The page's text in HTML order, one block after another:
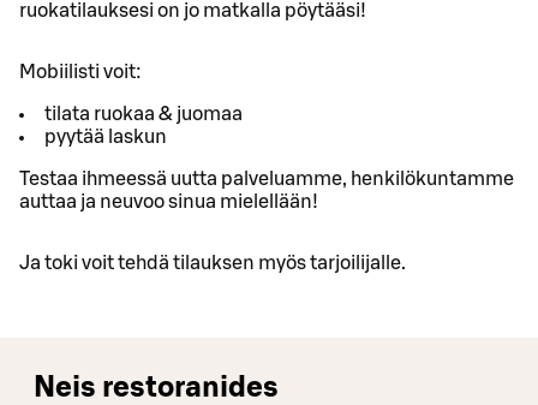
ruokatilauksesi on jo matkalla pöytääsi!
Mobiilisti voit:
tilata ruokaa & juomaa
pyytää laskun
Testaa ihmeessä uutta palveluamme, henkilökuntamme
auttaa ja neuvoo sinua mielellään!
Ja toki voit tehdä tilauksen myös tarjoilijalle.
Neis restoranides